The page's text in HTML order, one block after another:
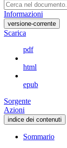
Informazioni
versione-corrente
Scarica
pdf
html
epub
Sorgente
Azioni
indice dei contenuti
Sommario